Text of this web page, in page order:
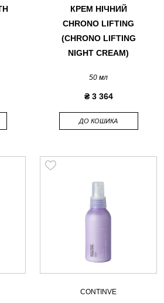
КРЕМ НІЧНИЙ
CHRONO LIFTING
(CHRONO LIFTING
NIGHT CREAM)
50 мл
₴ 3 364
ДО КОШИКА
CONTINVE